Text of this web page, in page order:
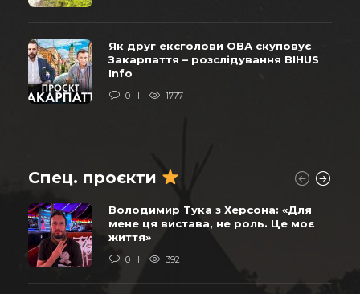
Як друг ексголови ОВА скуповує
Закарпаття – розслідування BIHUS
Info
0 1777
Спец. проєкти
Володимир Тука з Херсона: «Для
мене ця вистава, не роль. Це моє
життя»
0 392